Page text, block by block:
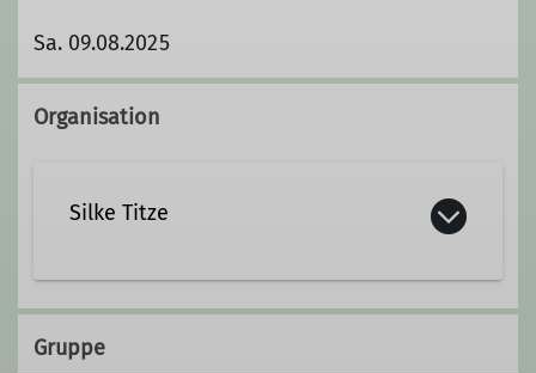
Sa. 09.08.2025
Organisation
Silke Titze
silke.titze@dav-
Gruppe